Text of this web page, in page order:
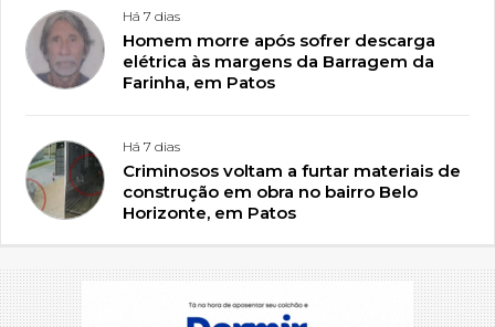
Há 7 dias
Homem morre após sofrer descarga
elétrica às margens da Barragem da
Farinha, em Patos
Há 7 dias
Criminosos voltam a furtar materiais de
construção em obra no bairro Belo
Horizonte, em Patos